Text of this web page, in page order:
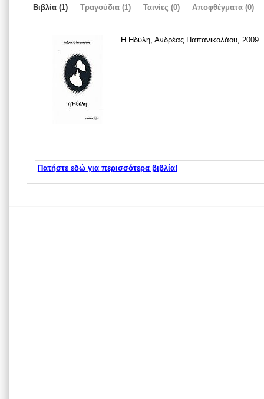
Βιβλία (1) Τραγούδια (1) Ταινίες (0) Αποφθέγματα (0)
Η Ηδύλη, Ανδρέας Παπανικολάου, 2009
Πατήστε εδώ για περισσότερα βιβλία!